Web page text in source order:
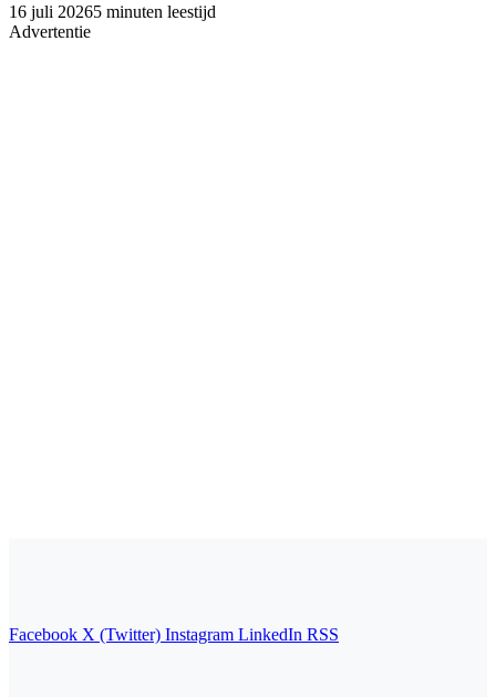
16 juli 20265 minuten leestijd
Advertentie
Facebook X (Twitter) Instagram LinkedIn RSS